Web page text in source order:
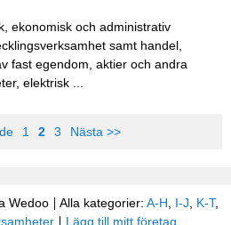
ekonomisk och administrativ
samt handel,
fast egendom, aktier och andra
elektrisk ...
1 2 3 Nästa >>
Wedoo Alla kategorier: A-H I-J K-T,
Lägg till mitt företag